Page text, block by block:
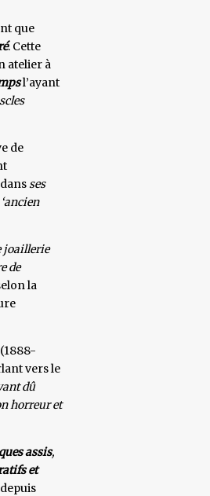
que
. Cette
atelier à
l’ayant
de
ses
joaillerie
de
la
(1888-
vers le
dû
horreur et
assis,
et